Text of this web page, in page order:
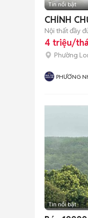
Tin nổi bật
CHÍNH
Nội thất đầy
4 triệu/
Phường
PHƯƠNG
Tin nổi bật